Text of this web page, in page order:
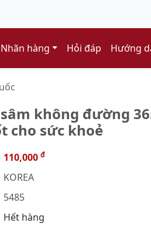
Nhãn hàng Hỏi đáp Hướng
không đường
cho sức khoẻ
110,000 đ
KOREA
5485
Hết hàng